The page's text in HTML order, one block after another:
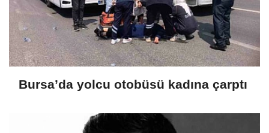
Bursa’da yolcu otobüsü kadına çarptı